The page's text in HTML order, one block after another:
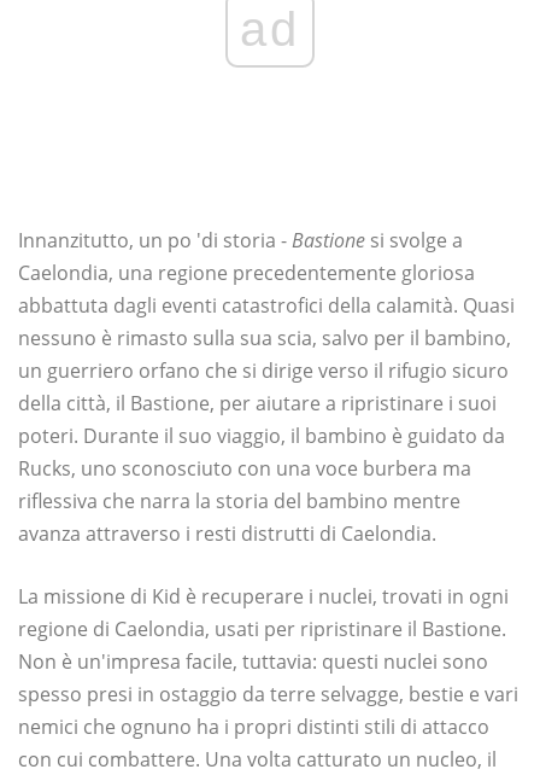
ad
Innanzitutto, un po 'di storia -Bastione si svolge a
Caelondia, una regione precedentemente gloriosa
abbattuta dagli eventi catastrofici della calamità. Quasi
nessuno è rimasto sulla sua scia, salvo per il bambino,
un guerriero orfano che si dirige verso il rifugio sicuro
della città, il Bastione, per aiutare a ripristinare i suoi
poteri. Durante il suo viaggio, il bambino è guidato da
Rucks, uno sconosciuto con una voce burbera ma
riflessiva che narra la storia del bambino mentre
avanza attraverso i resti distrutti di Caelondia.
La missione di Kid è recuperare i nuclei, trovati in ogni
regione di Caelondia, usati per ripristinare il Bastione.
Non è un'impresa facile, tuttavia: questi nuclei sono
spesso presi in ostaggio da terre selvagge, bestie e vari
nemici che ognuno ha i propri distinti stili di attacco
con cui combattere. Una volta catturato un nucleo, il